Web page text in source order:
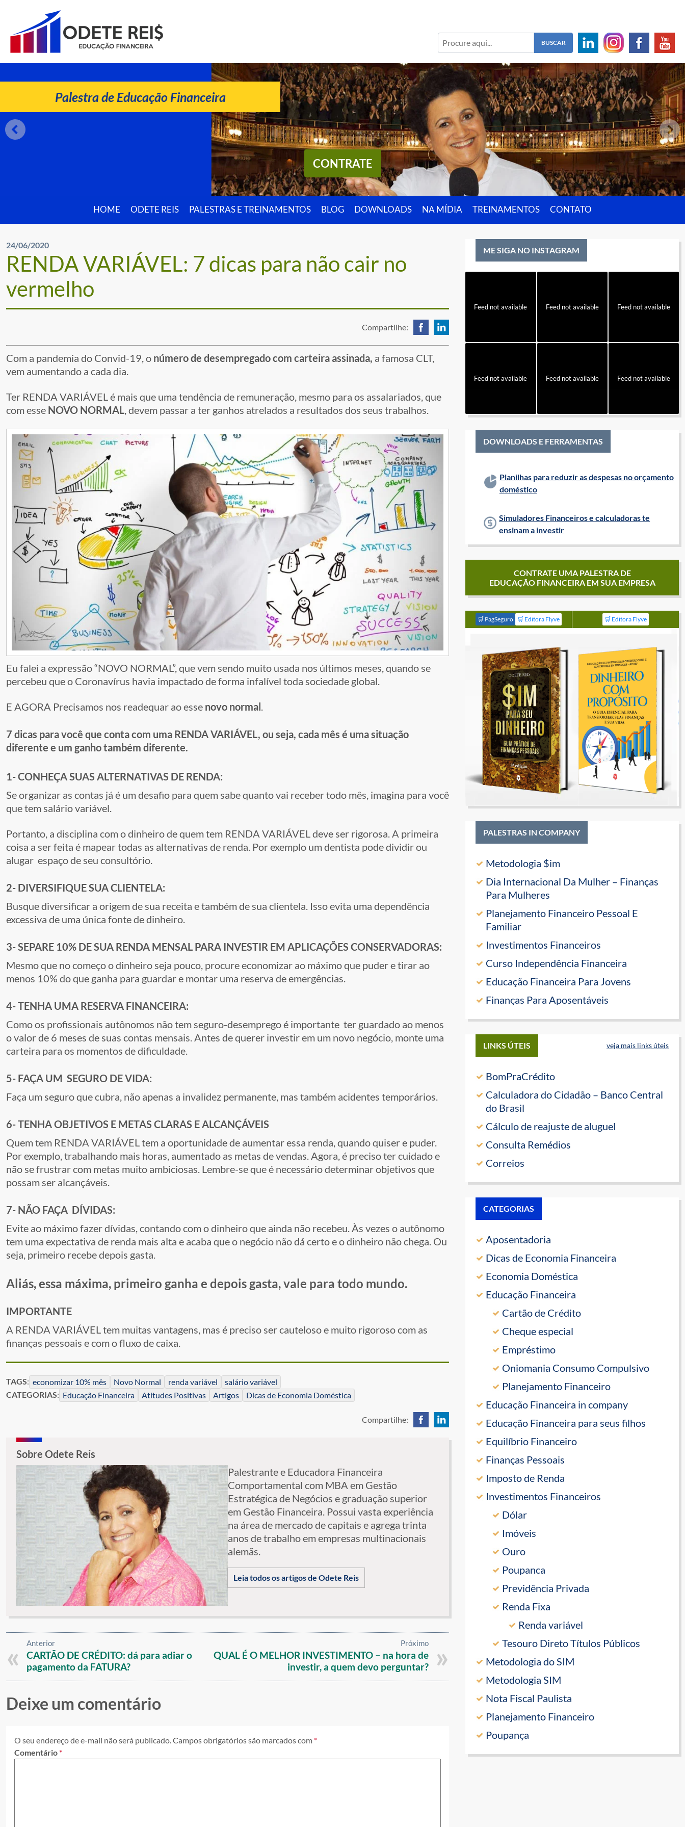
ODETE REIS
Palestrante de Educação Financeira
Palestra de Educação Financeira
CONTRATE
HOME ODETE REIS PALESTRAS E TREINAMENTOS BLOG DOWNLOADS NA MÍDIA TREINAMENTOS CONTATO
24/06/2020
RENDA VARIÁVEL: 7 dicas para não cair no
vermelho
Compartilhe:
Com a pandemia do Convid-19, o número de desempregado com carteira assinada, a famosa CLT,
vem aumentando a cada dia.
Ter RENDA VARIÁVEL é mais que uma tendência de remuneração, mesmo para os assalariados, que
com esse NOVO NORMAL, devem passar a ter ganhos atrelados a resultados dos seus trabalhos.
Eu falei a expressão “NOVO NORMAL”, que vem sendo muito usada nos últimos meses, quando se
percebeu que o Coronavírus havia impactado de forma infalível toda sociedade global.
E AGORA Precisamos nos readequar ao esse novo normal
7 dicas para você que conta com uma RENDA VARIÁVEL, ou seja, cada mês é uma situação
diferente e um ganho também diferente.
1- CONHEÇA SUAS ALTERNATIVAS DE RENDA:
Se organizar as contas já é um desafio para quem sabe quanto vai receber todo mês, imagina para você
que tem salário variável.
Portanto, a disciplina com o dinheiro de quem tem RENDA VARIÁVEL deve ser rigorosa. A primeira
coisa a ser feita é mapear todas as alternativas de renda. Por exemplo um dentista pode dividir ou
alugar espaço de seu consultório.
2- DIVERSIFIQUE SUA CLIENTELA:
Busque diversificar a origem de sua receita e também de sua clientela. Isso evita uma dependência
excessiva de uma única fonte de dinheiro.
3- SEPARE 10% DE SUA RENDA MENSAL PARA INVESTIR EM APLICAÇÕES CONSERVADORAS:
Mesmo que no começo o dinheiro seja pouco, procure economizar ao máximo que puder e tirar ao
menos 10% do que ganha para guardar e montar uma reserva de emergências.
4- TENHA UMA RESERVA FINANCEIRA:
Como os profissionais autônomos não tem seguro-desemprego é importante ter guardado ao menos
o valor de 6 meses de suas contas mensais. Antes de querer investir em um novo negócio, monte uma
carteira para os momentos de dificuldade.
5- FAÇA UM SEGURO DE VIDA:
Faça um seguro que cubra, não apenas a invalidez permanente, mas também acidentes temporários.
6- TENHA OBJETIVOS E METAS CLARAS E ALCANÇÁVEIS
Quem tem RENDA VARIÁVEL tem a oportunidade de aumentar essa renda, quando quiser e puder.
Por exemplo, trabalhando mais horas, aumentado as metas de vendas. Agora, é preciso ter cuidado e
não se frustrar com metas muito ambiciosas. Lembre-se que é necessário determinar objetivos que
possam ser alcançáveis.
7- NÃO FAÇA DÍVIDAS:
Evite ao máximo fazer dívidas, contando com o dinheiro que ainda não recebeu. Às vezes o autônomo
tem uma expectativa de renda mais alta e acaba que o negócio não dá certo e o dinheiro não chega. Ou
seja, primeiro recebe depois gasta.
Aliás, essa máxima, primeiro ganha e depois gasta, vale para todo mundo.
IMPORTANTE
A RENDA VARIÁVEL tem muitas vantagens, mas é preciso ser cauteloso e muito rigoroso com as
finanças pessoais e com o fluxo de caixa.
TAGS: economizar 10% mês Novo Normal renda variável
salário variável
CATEGORIAS: Educação Financeira Atitudes Positivas Artigos Dicas de Economia Doméstica
Compartilhe:
Sobre Odete Reis
Palestrante e Educadora Financeira
Comportamental com MBA em Gestão
Estratégica de Negócios e graduação superior
em Gestão Financeira. Possui vasta experiência
na área de mercado de capitais e agrega trinta
anos de trabalho em empresas multinacionais
alemãs.
Leia todos os artigos de Odete Reis
Anterior
CARTÃO DE CRÉDITO: dá para adiar o
pagamento da FATURA?
Próximo
QUAL É O MELHOR INVESTIMENTO – na hora de
investir, a quem devo perguntar?
Deixe um comentário
O seu endereço de e-mail não será publicado. Campos obrigatórios são marcados com *
Comentário*
ME SIGA NO INSTAGRAM
Feed not available Feed not available Feed not available
Feed not available Feed not available Feed not available
DOWNLOADS E FERRAMENTAS
Planilhas para reduzir as despesas no orçamento
doméstico
Simuladores Financeiros e calculadoras te
ensinam a investir
CONTRATE UMA PALESTRA DE
EDUCAÇÃO FINANCEIRA EM SUA EMPRESA
🛒 PagSeguro 🛒 Editora Flyve 🛒 Editora Flyve
PALESTRAS IN COMPANY
Metodologia $im
Dia Internacional Da Mulher – Finanças
Para Mulheres
Planejamento Financeiro Pessoal E
Familiar
Investimentos Financeiros
Curso Independência Financeira
Educação Financeira Para Jovens
Finanças Para Aposentáveis
LINKS ÚTEIS veja mais links úteis
BomPraCrédito
Calculadora do Cidadão – Banco Central
do Brasil
Cálculo de reajuste de aluguel
Consulta Remédios
Correios
CATEGORIAS
Aposentadoria
Dicas de Economia Financeira
Economia Doméstica
Educação Financeira
Cartão de Crédito
Cheque especial
Empréstimo
Oniomania Consumo Compulsivo
Planejamento Financeiro
Educação Financeira in company
Educação Financeira para seus filhos
Equilíbrio Financeiro
Finanças Pessoais
Imposto de Renda
Investimentos Financeiros
Dólar
Imóveis
Ouro
Poupanca
Previdência Privada
Renda Fixa
Renda variável
Tesouro Direto Títulos Públicos
Metodologia do SIM
Metodologia SIM
Nota Fiscal Paulista
Planejamento Financeiro
Poupança